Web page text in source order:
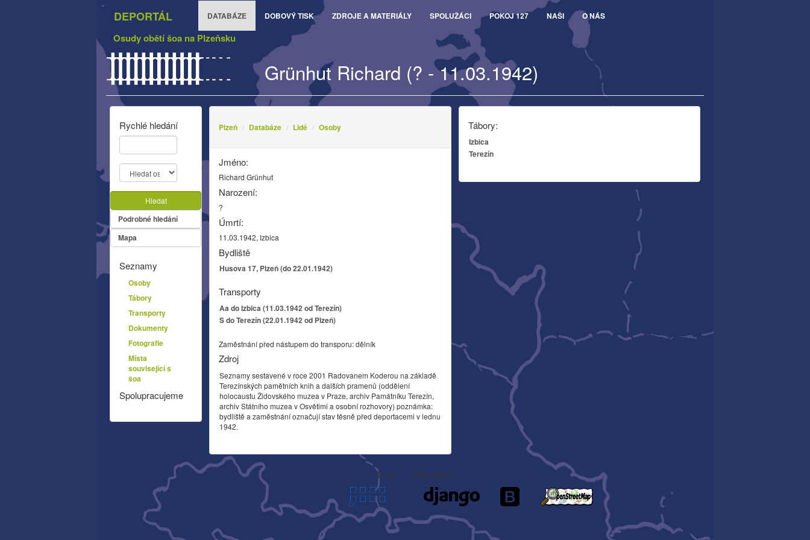
DEPORTÁL DATABÁZE DOBOVÝ TISK ZDROJE A MATERIÁLY SPOLUŽÁCI POKOJ 127 NAŠI O NÁS
Osudy obětí šoa na Plzeňsku
Grünhut Richard (? - 11.03.1942)
Tábory:
Izbica
Terezín
Plzeň Databáze Lidé Osoby
Jméno:
Richard Grünhut
Narození:
?
Úmrtí:
11.03.1942, Izbica
Bydliště
Husova 17, Plzeň (do 22.01.1942)
Transporty
Aa do Izbica (11.03.1942 od Terezín)
S do Terezín (22.01.1942 od Plzeň)
Zaměstnání před nástupem do transporu: dělník
Zdroj
Seznamy sestavené v roce 2001 Radovanem Koderou na základě
Terezínských pamětních knih a dalších pramenů (oddělení
holocaustu Židovského muzea v Praze, archiv Památníku Terezín,
archiv Státního muzea v Osvětimi a osobní rozhovory) poznámka:
bydliště a zaměstnání označují stav těsně před deportacemi v lednu
1942.
Rychlé hledání
Hledat
Podrobné hledání
Mapa
Seznamy
Osoby
Tábory
Transporty
Dokumenty
Fotografie
Místa
související s
šoa
Spolupracujeme
Autor Děkujeme